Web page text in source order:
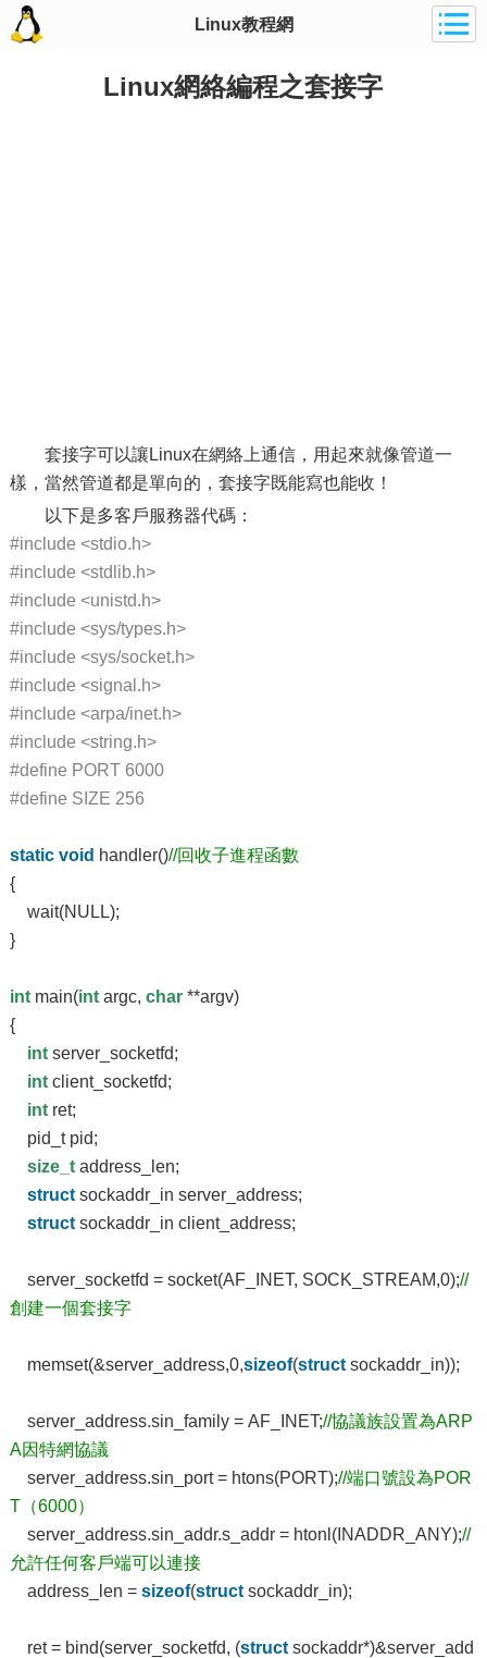
Linux教程網
Linux網絡編程之套接字
套接字可以讓Linux在網絡上通信，用起來就像管道一
樣，當然管道都是單向的，套接字既能寫也能收！
以下是多客戶服務器代碼：
#include <stdio.h>
#include <stdlib.h>
#include <unistd.h>
#include <sys/types.h>
#include <sys/socket.h>
#include <signal.h>
#include <arpa/inet.h>
#include <string.h>
#define PORT 6000
#define SIZE 256
static void handler()//回收子進程函數
{
wait(NULL);
}
intmain(intargc, char**argv)
{
intserver_socketfd;
intclient_socketfd;
intret;
pid_t pid;
size_taddress_len;
structsockaddr_in server_address;
structsockaddr_in client_address;
server_socketfd = socket(AF_INET, SOCK_STREAM,0);//
創建一個套接字
memset(&server_address,0,sizeof(structsockaddr_in));
server_address.sin_family = AF_INET;//協議族設置為ARP
A因特網協議
server_address.sin_port = htons(PORT);//端口號設為POR
T（6000）
server_address.sin_addr.s_addr = htonl(INADDR_ANY);//
允許任何客戶端可以連接
address_len = sizeof(structsockaddr_in);
ret = bind(server_socketfd, (structsockaddr*)&server_add